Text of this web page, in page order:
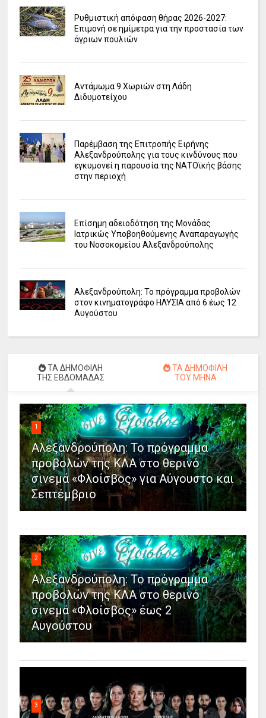
Ρυθμιστική απόφαση θήρας 2026-2027:
Επιμονή σε ημίμετρα για την προστασία των
άγριων πουλιών
Αντάμωμα 9 Χωριών στη Λάδη
Διδυμοτείχου
Παρέμβαση της Επιτροπής Ειρήνης
Αλεξανδρούπολης για τους κινδύνους που
εγκυμονεί η παρουσία της ΝΑΤΟϊκής βάσης
στην περιοχή
Επίσημη αδειοδότηση της Μονάδας
Ιατρικώς Υποβοηθούμενης Αναπαραγωγής
του Νοσοκομείου Αλεξανδρούπολης
Αλεξανδρούπολη: Το πρόγραμμα προβολών
στον κινηματογράφο ΗΛΥΣΙΑ από 6 έως 12
Αυγούστου
ΤΑ ΔΗΜΟΦΙΛΗ
ΤΗΣ ΕΒΔΟΜΑΔΑΣ
ΤΑ ΔΗΜΟΦΙΛΗ
ΤΟΥ ΜΗΝΑ
1
Αλεξανδρούπολη: Το πρόγραμμα
προβολών της ΚΛΑ στο θερινό
σινεμά «Φλοίσβος» για Αύγουστο και
Σεπτέμβριο
2
Αλεξανδρούπολη: Το πρόγραμμα
προβολών της ΚΛΑ στο θερινό
σινεμά «Φλοίσβος» έως 2
Αυγούστου
3